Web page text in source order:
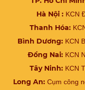
Hà Nội : KCN
Thanh Hóa:
Bình Dương:KCN
Đồng Nai: KCN
Tây Ninh: KCN
Long An: Cụm công